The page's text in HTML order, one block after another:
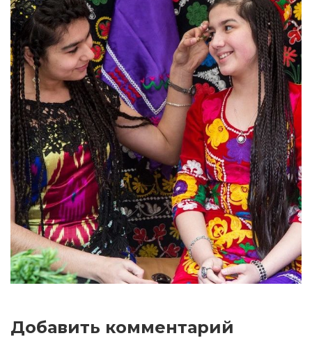
Добавить комментарий